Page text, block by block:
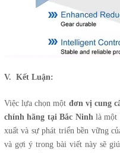
V. Kết Luận:
Việc lựa chọn một đơn vị cung
chính hãng tại Bắc Ninhlà một
xuất và sự phát triển bền vững
và gợi ý trong bài viết này sẽ